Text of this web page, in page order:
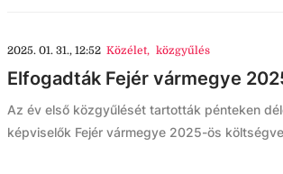
2025. 01. 31., 12:52 Közélet, közgyűlés
Elfogadták Fejér vármegye
Az év első közgyűlését tartották pénteken
képviselők Fejér vármegye 2025-ös